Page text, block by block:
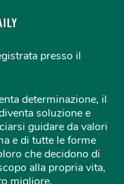
presso il
determinazione, il
soluzione e
guidare da valori
e di tutte le forme
che decidono di
alla propria vita,